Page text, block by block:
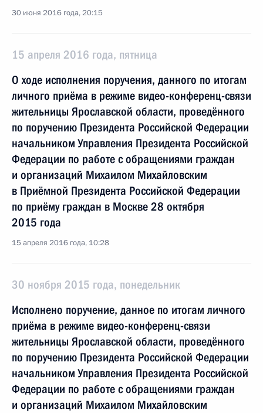
30 июня 2016 года, 20:15
15 апреля 2016 года, пятница
О ходе исполнения поручения, данного по итогам
личного приёма в режиме видео-конференц-связи
жительницы Ярославской области, проведённого
по поручению Президента Российской Федерации
начальником Управления Президента Российской
Федерации по работе с обращениями граждан
и организаций Михаилом Михайловским
в Приёмной Президента Российской Федерации
по приёму граждан в Москве 28 октября
2015 года
15 апреля 2016 года, 10:28
30 ноября 2015 года, понедельник
Исполнено поручение, данное по итогам личного
приёма в режиме видео-конференц-связи
жительницы Ярославской области, проведённого
по поручению Президента Российской Федерации
начальником Управления Президента Российской
Федерации по работе с обращениями граждан
и организаций Михаилом Михайловским